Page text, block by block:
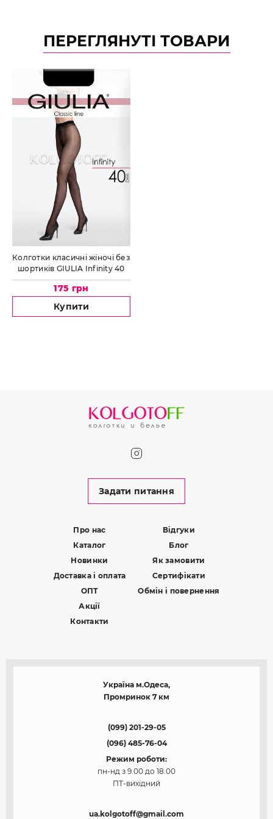
ПЕРЕГЛЯНУТІ ТОВАРИ
Колготки класичні жіночі без
шортиків GIULIA Infinity 40
175 грн
Купити
Задати питання
Про нас
Каталог
Новинки
Доставка і оплата
ОПТ
Акції
Контакти
Відгуки
Блог
Як замовити
Сертифікати
Обмін і повернення
Україна м.Одеса,
Промринок 7 км
(099) 201-29-05
(096) 485-76-04
Режим роботи:
пн-нд з 9.00 до 18.00
ПТ-вихідний
ua.kolgotoff@gmail.com